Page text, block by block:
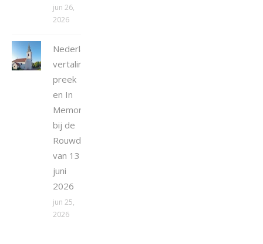
jun 26,
2026
Nederlandse
vertaling
preek
en In
Memoriam
bij de
Rouwdienst
van 13
juni
2026
jun 25,
2026